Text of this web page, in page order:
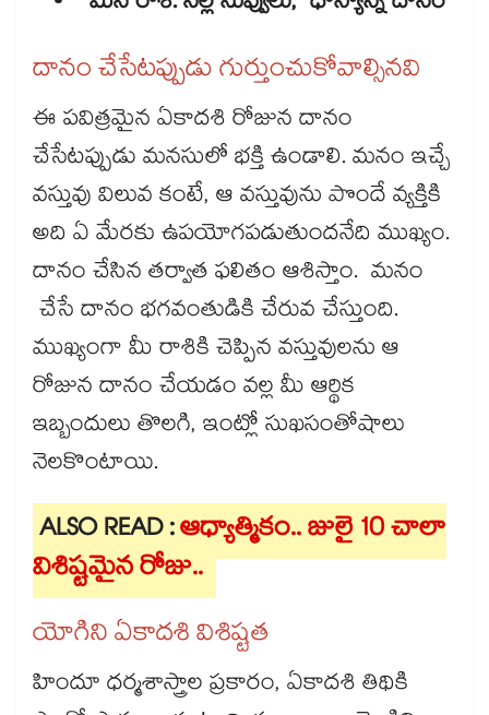
దానం చేసేటప్పుడు గుర్తుంచుకోవాల్సినవి
ఈ పవిత్రమైన ఏకాదశి రోజున దానం
చేసేటప్పుడు మనసులో భక్తి ఉండాలి. మనం ఇచ్చే
వస్తువు విలువ కంటే, ఆ వస్తువును పొందే వ్యక్తికి
అది ఏ మేరకు ఉపయోగపడుతుందనేది ముఖ్యం.
దానం చేసిన తర్వాత ఫలితం ఆశిస్తాం. మనం
చేసే దానం భగవంతుడికి చేరువ చేస్తుంది.
ముఖ్యంగా మీ రాశికి చెప్పిన వస్తువులను ఆ
రోజున దానం చేయడం వల్ల మీ ఆర్థిక
ఇబ్బందులు తొలగి, ఇంట్లో సుఖసంతోషాలు
నెలకొంటాయి.
ALSO READ :ఆధ్యాత్మికం.. జులై 10 చాలా
విశిష్టమైన రోజు..
యోగిని ఏకాదశి విశిష్టత
హిందూ ధర్మశాస్త్రాల ప్రకారం, ఏకాదశి తిథికి